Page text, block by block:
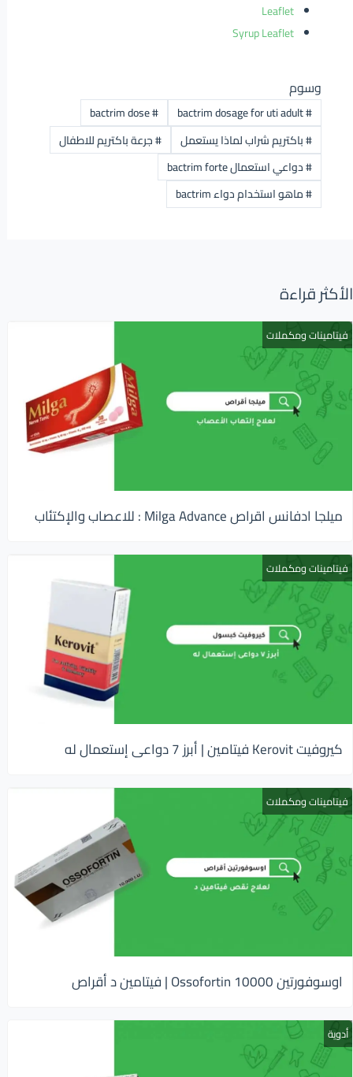
Leaflet
Syrup Leaflet
وسوم
#
bactrim dosage for uti adult
#
bactrim dose
#باكتريم شراب لماذا يستعمل #جرعة باكتريم للاطفال
#دواعي استعمال bactrim forte
#ماهو استخدام دواء bactrim
الأكثر قراءة
فيتامينات ومكملات
ميلجا ادفانس اقراص Milga Advance : للاعصاب والإكتئاب
فيتامينات ومكملات
كيروفيت Kerovit فيتامين | أبرز 7 دواعى إستعمال له
فيتامينات ومكملات
اوسوفورتين 10000 Ossofortin | فيتامين د أقراص
أدوية